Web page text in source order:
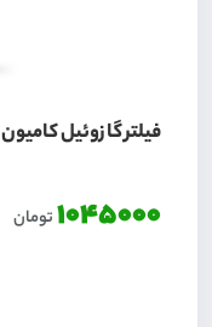
فیلتر گازوئیل کامیون FH500 یورو 5 سرکان 8832
1045000تومان